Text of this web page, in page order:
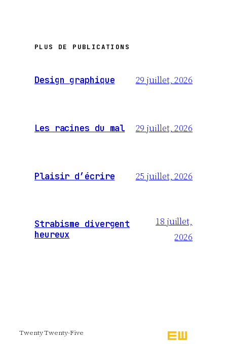
PLUS DE PUBLICATIONS
Design graphique 29 juillet, 2026
Les racines du mal 29 juillet, 2026
Plaisir d’écrire 25 juillet, 2026
Strabisme divergent
heureux
18 juillet,
2026
Twenty Twenty-Five